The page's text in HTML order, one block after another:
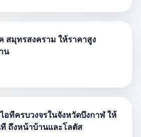
สมุทรสงคราม ให้ราคาสูง
น
ทีครบวงจรในจังหวัดบึงกาฬ ให้
ถึงหน้าบ้านและโลตัส